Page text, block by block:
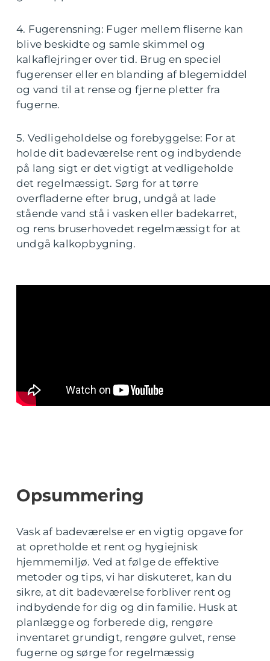
4. Fugerensning: Fuger mellem fliserne kan
blive beskidte og samle skimmel og
kalkaflejringer over tid. Brug en speciel
fugerenser eller en blanding af blegemiddel
og vand til at rense og fjerne pletter fra
fugerne.
5. Vedligeholdelse og forebyggelse: For at
holde dit badeværelse rent og indbydende
på lang sigt er det vigtigt at vedligeholde
det regelmæssigt. Sørg for at tørre
overfladerne efter brug, undgå at lade
stående vand stå i vasken eller badekarret,
og rens bruserhovedet regelmæssigt for at
undgå kalkopbygning.
Opsummering
Vask af badeværelse er en vigtig opgave for
at opretholde et rent og hygiejnisk
hjemmemiljø. Ved at følge de effektive
metoder og tips, vi har diskuteret, kan du
sikre, at dit badeværelse forbliver rent og
indbydende for dig og din familie. Husk at
planlægge og forberede dig, rengøre
inventaret grundigt, rengøre gulvet, rense
fugerne og sørge for regelmæssig